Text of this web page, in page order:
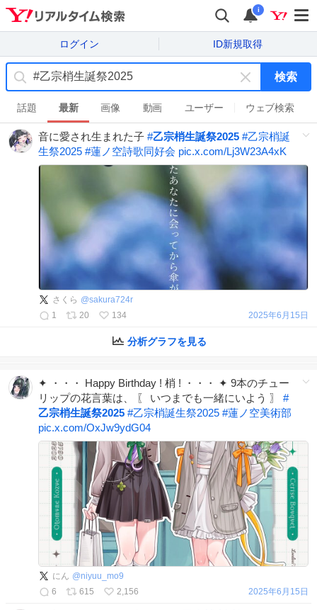
i
ログイン ID新規取得
キ
ー
ワ
ー
ド
を
検索
話題 最新 画像 動画 ユーザー ウェブ検索
音に愛され生まれた子 #乙宗梢生誕祭2025 #乙宗梢誕
生祭2025 #蓮ノ空詩歌同好会 pic.x.com/Lj3W23A4xK
さくら @sakura724r
1
20 134 2025年6月15日
分析グラフを見る
✦ ・・・ Happy Birthday ! 梢 ! ・・・ ✦ 9本のチュー
リップの花言葉は、 〖 いつまでも一緒にいよう 〗 #
乙宗梢生誕祭2025 #乙宗梢誕生祭2025 #蓮ノ空美術部
pic.x.com/OxJw9ydG04
にん @niyuu_mo9
6
615 2,156 2025年6月15日